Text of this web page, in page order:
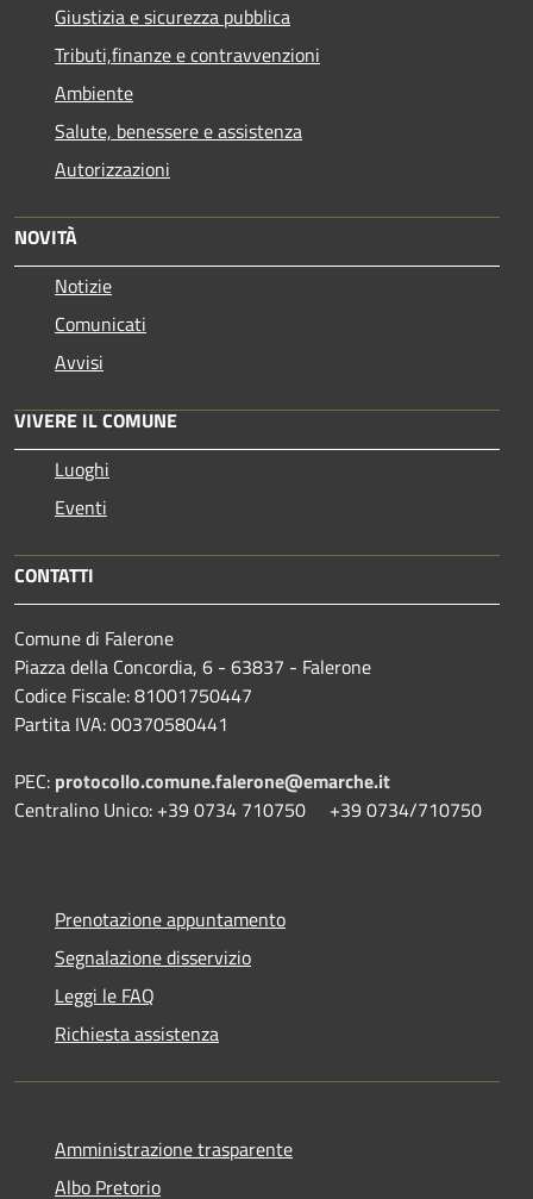
Giustizia e sicurezza pubblica
Tributi,finanze e contravvenzioni
Ambiente
Salute, benessere e assistenza
Autorizzazioni
NOVITÀ
Notizie
Comunicati
Avvisi
VIVERE IL COMUNE
Luoghi
Eventi
CONTATTI
Comune di Falerone
Piazza della Concordia, 6 - 63837 - Falerone
Codice Fiscale: 81001750447
Partita IVA: 00370580441
PEC: protocollo.comune.falerone@emarche.it
Centralino Unico: +39 0734 710750 +39 0734/710750
Prenotazione appuntamento
Segnalazione disservizio
Leggi le FAQ
Richiesta assistenza
Amministrazione trasparente
Albo Pretorio